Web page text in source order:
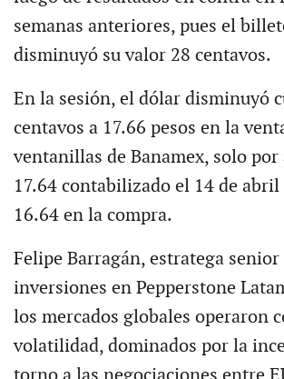
semanas anteriores, pues el
disminuyó su valor 28 centavos.
En la sesión, el dólar disminuyó
centavos a 17.66 pesos en la
ventanillas de Banamex, solo por
17.64 contabilizado el 14 de abril
16.64 en la compra.
Felipe Barragán, estratega senior
inversiones en Pepperstone
los mercados globales operaron
volatilidad, dominados por la